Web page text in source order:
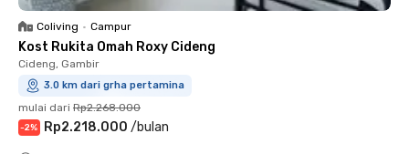
Coliving • Campur
Kost Rukita Omah Roxy Cideng
Cideng, Gambir
3.0 km dari grha pertamina
mulai dari Rp2.268.000
-2% Rp2.218.000 /bulan